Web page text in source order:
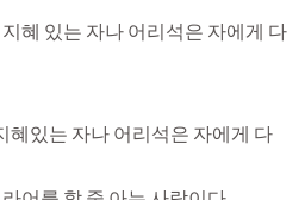
혜 있는 자나 어리석은 자에게 다
혜있는 자나 어리석은 자에게 다